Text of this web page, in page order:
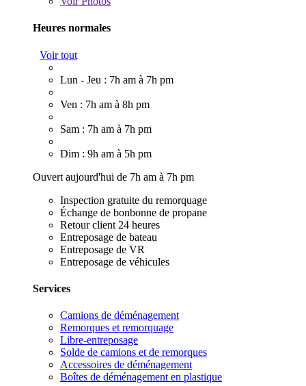
Heures normales
Voir tout
Lun - Jeu : 7h am à 7h pm
Ven : 7h am à 8h pm
Sam : 7h am à 7h pm
Dim : 9h am à 5h pm
Ouvert aujourd'hui de 7h am à 7h pm
Inspection gratuite du remorquage
Échange de bonbonne de propane
Retour client 24 heures
Entreposage de bateau
Entreposage de VR
Entreposage de véhicules
Services
Camions de déménagement
Remorques et remorquage
Libre-entreposage
Solde de camions et de remorques
Accessoires de déménagement
Boîtes de déménagement en plastique